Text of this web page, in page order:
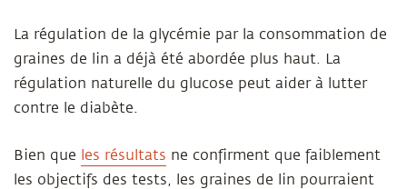
La régulation de la glycémie par la consommation de
graines de lin a déjà été abordée plus haut. La
régulation naturelle du glucose peut aider à lutter
contre le diabète.
Bien que les résultats ne confirment que faiblement
les objectifs des tests, les graines de lin pourraient